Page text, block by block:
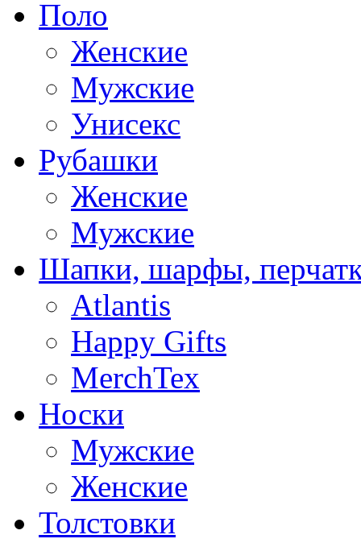
Поло
Женские
Мужские
Унисекс
Рубашки
Женские
Мужские
Шапки, шарфы,
Atlantis
Happy Gifts
MerchTex
Носки
Мужские
Женские
Толстовки